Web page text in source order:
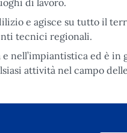
di lavoro.
e agisce su tutto il
tecnici regionali.
nell’impiantistica ed è
attività nel campo